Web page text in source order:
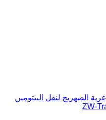
الصهريج لنقل البيتومين
ZW-